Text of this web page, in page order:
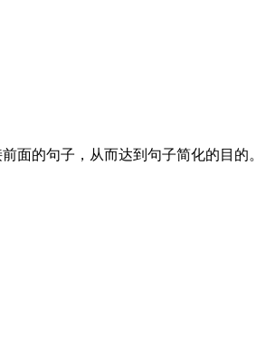
面的句子，从而达到句子简化的目的。